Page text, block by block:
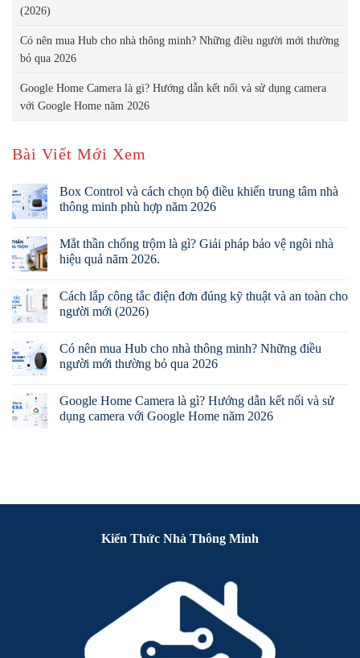
(2026)
Có nên mua Hub cho nhà thông minh? Những điều người mới thường
bỏ qua 2026
Google Home Camera là gì? Hướng dẫn kết nối và sử dụng camera
với Google Home năm 2026
Bài Viết Mới Xem
Box Control và cách chọn bộ điều khiển trung tâm nhà
thông minh phù hợp năm 2026
Mắt thần chống trộm là gì? Giải pháp bảo vệ ngôi nhà
hiệu quả năm 2026.
Cách lắp công tắc điện đơn đúng kỹ thuật và an toàn cho
người mới (2026)
Có nên mua Hub cho nhà thông minh? Những điều
người mới thường bỏ qua 2026
Google Home Camera là gì? Hướng dẫn kết nối và sử
dụng camera với Google Home năm 2026
Kiến Thức Nhà Thông Minh